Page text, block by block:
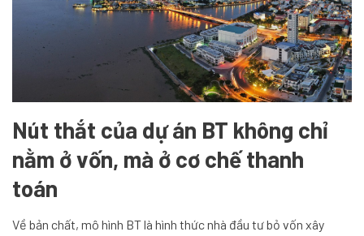
Nút thắt của dự án BT không chỉ
nằm ở vốn, mà ở cơ chế thanh
toán
Về bản chất, mô hình BT là hình thức nhà đầu tư bỏ vốn xây